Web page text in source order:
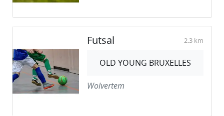
Futsal 2.3 km
OLD YOUNG BRUXELLES
Wolvertem